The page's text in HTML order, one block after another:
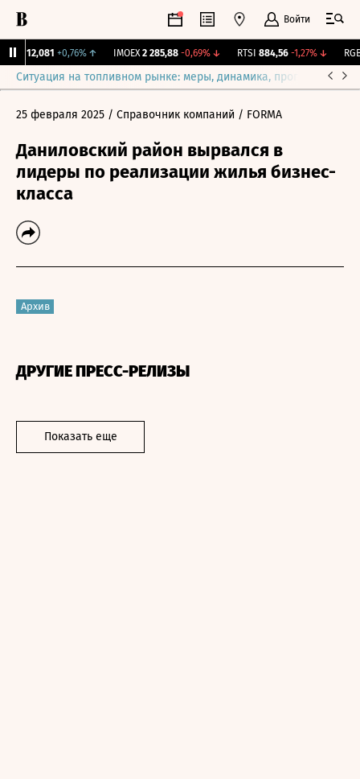
Войти
12,081 +0,76%↑ IMOEX 2 285,88 -0,69%↓ RTSI 884,56 -1,27%↓ RGBI
Ситуация на топливном рынке: меры, динамика, прогнозы
25 февраля 2025 / Справочник компаний / FORMA
Даниловский район вырвался в
лидеры по реализации жилья бизнес-
класса
Архив
ДРУГИЕ ПРЕСС-РЕЛИЗЫ
Показать еще